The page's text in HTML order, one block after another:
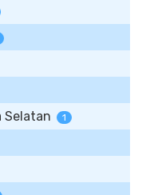
Selatan 1